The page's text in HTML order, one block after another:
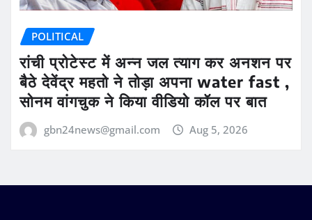
POLITICAL
रांची प्रोटेस्ट में अन्न जल त्याग कर अनशन पर
बैठे देवेंद्र महतो ने तोड़ा अपना water fast ,
सोनम वांगचुक ने किया वीडियो कॉल पर बात
gbn24news@gmail.com Aug 5, 2026